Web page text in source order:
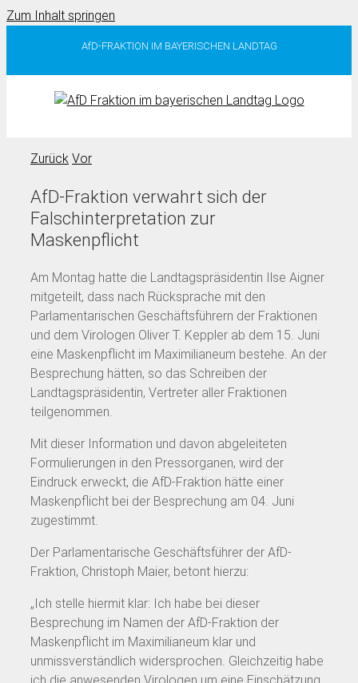
Zum Inhalt springen
AfD-FRAKTION IM BAYERISCHEN LANDTAG
Zurück Vor
AfD-Fraktion verwahrt sich der
Falschinterpretation zur
Maskenpflicht
Am Montag hatte die Landtagspräsidentin Ilse Aigner
mitgeteilt, dass nach Rücksprache mit den
Parlamentarischen Geschäftsführern der Fraktionen
und dem Virologen Oliver T. Keppler ab dem 15. Juni
eine Maskenpflicht im Maximilianeum bestehe. An der
Besprechung hätten, so das Schreiben der
Landtagspräsidentin, Vertreter aller Fraktionen
teilgenommen.
Mit dieser Information und davon abgeleiteten
Formulierungen in den Pressorganen, wird der
Eindruck erweckt, die AfD-Fraktion hätte einer
Maskenpflicht bei der Besprechung am 04. Juni
zugestimmt.
Der Parlamentarische Geschäftsführer der AfD-
Fraktion, Christoph Maier, betont hierzu:
„Ich stelle hiermit klar: Ich habe bei dieser
Besprechung im Namen der AfD-Fraktion der
Maskenpflicht im Maximilianeum klar und
unmissverständlich widersprochen. Gleichzeitig habe
ich die anwesenden Virologen um eine Einschätzung